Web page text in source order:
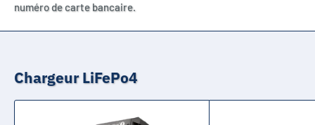
numéro de carte bancaire.
Chargeur LiFePo4